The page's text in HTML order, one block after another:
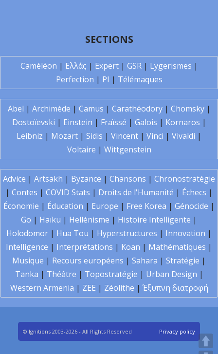
SECTIONS
Caméléon | Ελλάς | Expert| GSR| Lygerismes |
Perfection | PI | Télémaques
Abel | Archimède | Camus | Carathéodory| Chomsky|
Dostoïevski | Einstein | Fraïssé | Galois | Kornaros |
Leibniz | Mozart | Sidis | Vincent | Vinci | Vivaldi |
Voltaire | Wittgenstein
Advice | Artsakh | Byzance | Chansons | Chronostratégie
| Contes | COVID Stats | Droits de l'Humanité | Échecs |
Économie | Éducation | Europe | Free Korea | Génocide |
Go | Haïku | Hellénisme | Histoire Intelligente |
Holodomor | Hua Tou | Hyperstructures | Innovation |
Intelligence | Interprétations | Koan | Mathématiques |
Musique | Recours européens | Sahara | Stratégie |
Tanka | Théâtre | Topostratégie | Urban Design |
Western Armenia | ZEE | Zéolithe | Έξυπνη διατροφή
© Ignitions 2003-2026 - All Rights Reserved Privacy policy